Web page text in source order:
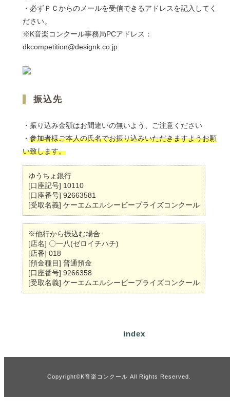
・必ずＰＣからのメールを受信できるアドレスを記入してく
ださい。
※K音楽コンクール事務局PCアドレス：
dkcompetition@designk.co.jp
振込先
・振り込み金額はお間違いの無いよう、ご注意ください
・参加者様ご本人の氏名でお振り込みいただきますようお願
い致します。
ゆうちょ銀行
[口座記号] 10110
[口座番号] 92663581
[受取名義] ケーエムエルシービープライズコンクール
※他行から振込む場合
[店名] 〇一八(ゼロイチハチ)
[店番] 018
[預金種目] 普通預金
[口座番号] 9266358
[受取名義] ケーエムエルシービープライズコンクール
index
Copyright©K音楽コンクール All Rights Reserved.